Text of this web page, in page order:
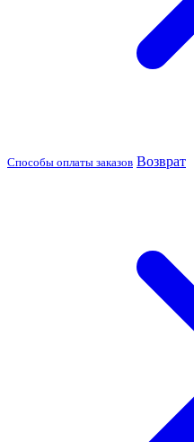
Способы оплаты заказов Возврат